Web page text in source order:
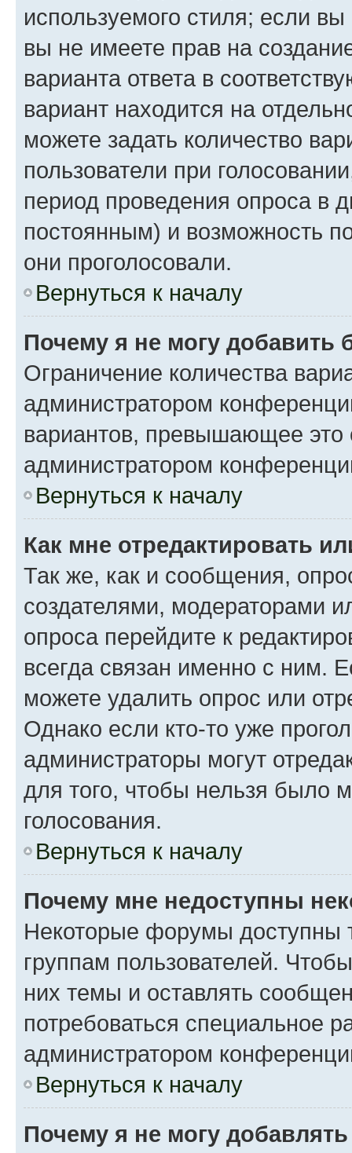
используемого стиля; если
вы не имеете прав на
варианта ответа в
вариант находится на
можете задать количество
пользователи при
период проведения опроса в
постоянным) и возможность
они проголосовали.
Вернуться к началу
Почему я не могу добавить
Ограничение количества
администратором
вариантов, превышающее это
администратором
Вернуться к началу
Как мне отредактировать
Так же, как и сообщения,
создателями, модераторами
опроса перейдите к
всегда связан именно с ним.
можете удалить опрос или
Однако если кто-то уже
администраторы могут
для того, чтобы нельзя было
голосования.
Вернуться к началу
Почему мне недоступны
Некоторые форумы доступны
группам пользователей.
них темы и оставлять
потребоваться специальное
администратором
Вернуться к началу
Почему я не могу